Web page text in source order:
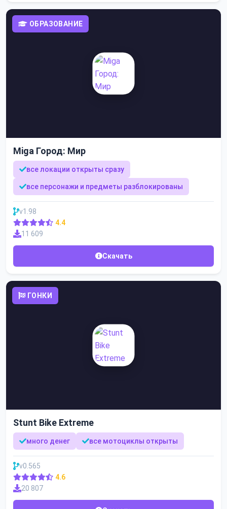
ОБРАЗОВАНИЕ
Miga Город: Мир
все локации открыты сразу
все персонажи и предметы разблокированы
v1.98
4.4
11 609
Скачать
ГОНКИ
Stunt Bike Extreme
много денег все мотоциклы открыты
v0.565
4.6
20 807